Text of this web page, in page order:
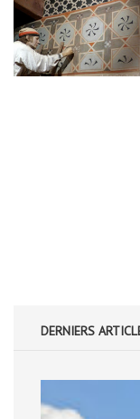
DERNIERS